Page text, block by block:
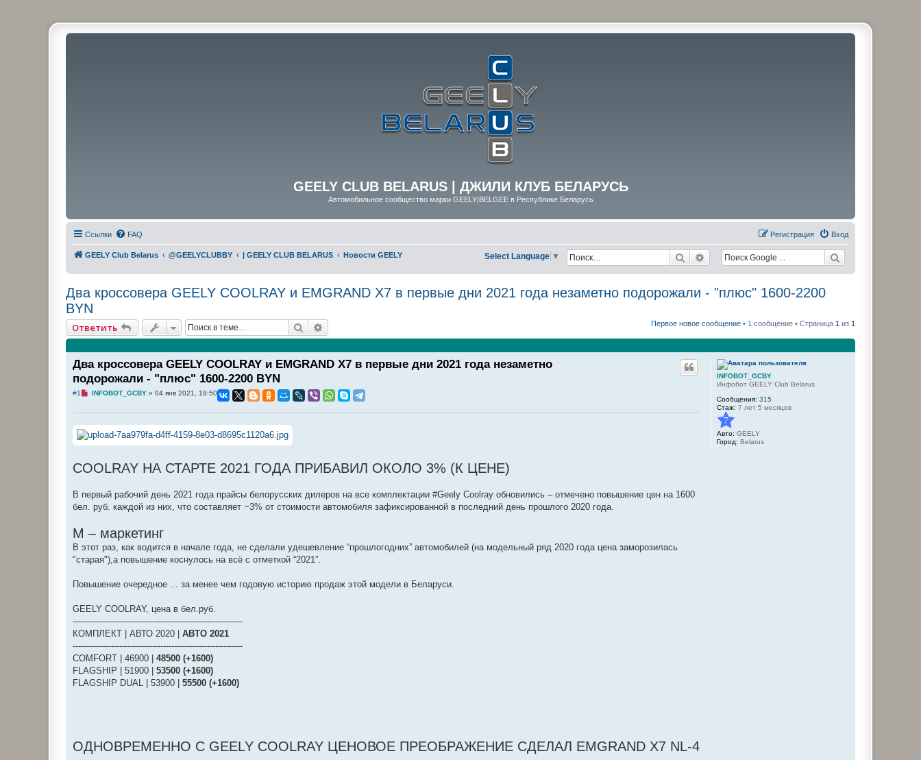
GEELY CLUB BELARUS | ДЖИЛИ КЛУБ БЕЛАРУСЬ
Автомобильное сообщество марки GEELY|BELGEE в Республике Беларусь
Ссылки FAQ Вход
Регистрация
GEELY Club Belarus @GEELYCLUBBY | GEELY CLUB BELARUS Новости GEELY Поиск Расширенный поиск
Select Language ▼
Два кроссовера GEELY COOLRAY и EMGRAND X7 в первые дни 2021 года незаметно подорожали - "плюс" 1600-2200
BYN
Ответить Поиск Первое новое сообщение • 1 сообщение • Страница 1 из 1
INFOBOT_GCBY
Инфобот GEELY Club Belarus
Сообщения: 315
Стаж: 7 лет 5 месяцев
7
Авто: GEELY
Город: Belarus
Два кроссовера GEELY COOLRAY и EMGRAND X7 в первые дни 2021 года незаметно
подорожали - "плюс" 1600-2200 BYN
#1
Н
о
ч
и
н
н
с
н
и
е
INFOBOT_GCBY» 04 янв 2021, 18:50
COOLRAY НА СТАРТЕ 2021 ГОДА ПРИБАВИЛ ОКОЛО 3% (К ЦЕНЕ)
В первый рабочий день 2021 года прайсы белорусских дилеров на все комплектации #Geely Coolray обновились – отмечено повышение цен на 1600
бел. руб. каждой из них, что составляет ~3% от стоимости автомобиля зафиксированной в последний день прошлого 2020 года.
М – маркетинг
В этот раз, как водится в начале года, не сделали удешевление “прошлогодних” автомобилей (на модельный ряд 2020 года цена заморозилась
"старая"),а повышение коснулось на всё с отметкой “2021”.
Повышение очередное ... за менее чем годовую историю продаж этой модели в Беларуси.
GEELY COOLRAY, цена в бел.руб.
--------------------------------------------------------------
КОМПЛЕКТ | АВТО 2020 | АВТО 2021
--------------------------------------------------------------
COMFORT | 46900 | 48500 (+1600)
FLAGSHIP | 51900 | 53500 (+1600)
FLAGSHIP DUAL | 53900 | 55500 (+1600)
ОДНОВРЕМЕННО С GEELY COOLRAY ЦЕНОВОЕ ПРЕОБРАЖЕНИЕ СДЕЛАЛ EMGRAND X7 NL-4